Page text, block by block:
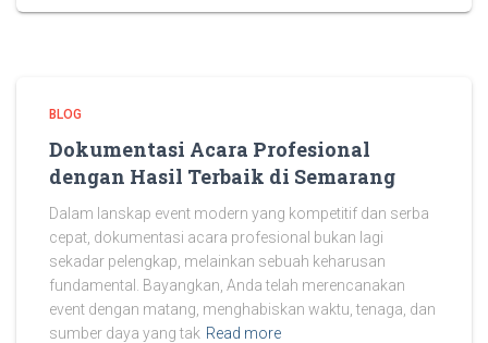
BLOG
Dokumentasi Acara Profesional
dengan Hasil Terbaik di Semarang
Dalam lanskap event modern yang kompetitif dan serba
cepat, dokumentasi acara profesional bukan lagi
sekadar pelengkap, melainkan sebuah keharusan
fundamental. Bayangkan, Anda telah merencanakan
event dengan matang, menghabiskan waktu, tenaga, dan
sumber daya yang tak Read more